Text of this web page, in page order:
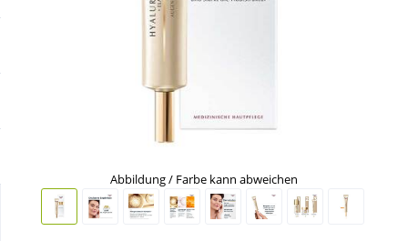
Natur & Homöopathie
Abbildung / Farbe kann abweichen